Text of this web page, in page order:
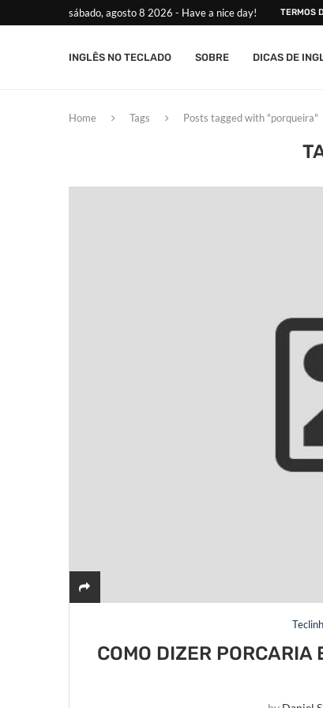
sábado, agosto 8 2026 - Have a nice day! TERMOS
INGLÊS NO TECLADO SOBRE DICAS DE
Home Tags Posts tagged with "porqueira"
COMO DIZER